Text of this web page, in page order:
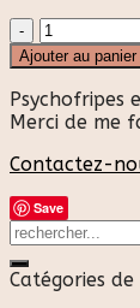
quantité
de
Carte
cadeau
Ajouter au panier
Psychofripes
Merci de me
Contactez-
Save
Catégories